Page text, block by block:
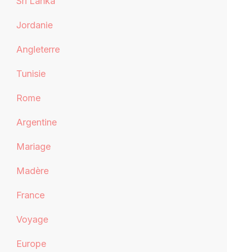
Jordanie
Angleterre
Tunisie
Rome
Argentine
Mariage
Madère
France
Voyage
Europe